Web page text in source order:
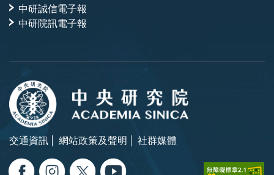
中研誠信電子報
中研院訊電子報
交通資訊 網站政策及聲明 社群媒體